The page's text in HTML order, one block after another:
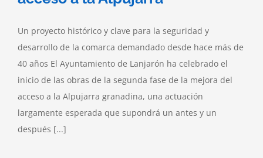
Un proyecto histórico y clave para la seguridad y
desarrollo de la comarca demandado desde hace más de
40 años El Ayuntamiento de Lanjarón ha celebrado el
inicio de las obras de la segunda fase de la mejora del
acceso a la Alpujarra granadina, una actuación
largamente esperada que supondrá un antes y un
después [...]